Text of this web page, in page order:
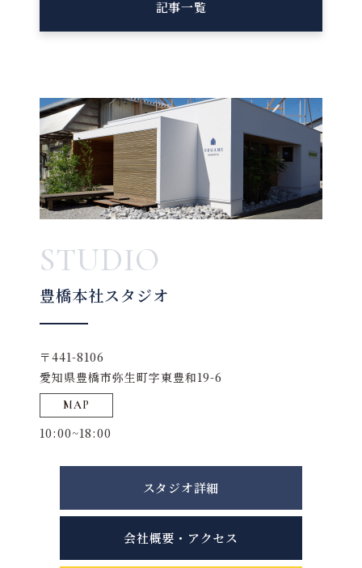
記事一覧
STUDIO
豊橋本社スタジオ
〒441-8106
愛知県豊橋市弥生町字東豊和19-6
MAP
10:00~18:00
スタジオ詳細
会社概要・アクセス